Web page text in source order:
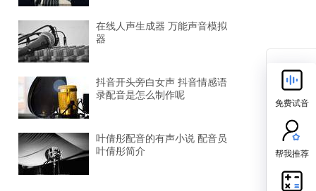
在线人声生成器 万能声音模拟
器
抖音开头旁白女声 抖音情感语
录配音是怎么制作呢
叶倩彤配音的有声小说 配音员
叶倩彤简介
免费试音
帮我推荐